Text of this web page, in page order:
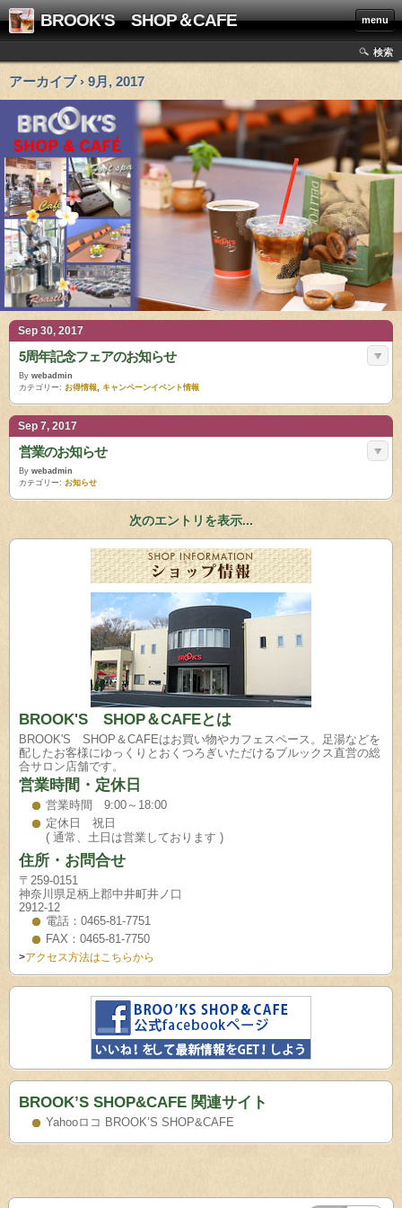
BROOK'S SHOP＆CAFE menu
検索
アーカイブ › 9月, 2017
Sep 30, 2017
5周年記念フェアのお知らせ
By webadmin
カテゴリー: お得情報 キャンペーンイベント情報
Sep 7, 2017
営業のお知らせ
By webadmin
カテゴリー: お知らせ
次のエントリを表示...
BROOK'S SHOP＆CAFEとは
BROOK'S SHOP＆CAFEはお買い物やカフェスペース。足湯などを
配したお客様にゆっくりとおくつろぎいただけるブルックス直営の総
合サロン店舗です。
営業時間・定休日
営業時間 9:00～18:00
定休日 祝日
( 通常、土日は営業しております )
住所・お問合せ
〒259-0151
神奈川県足柄上郡中井町井ノ口
2912-12
電話：0465-81-7751
FAX：0465-81-7750
>アクセス方法はこちらから
BROOK’S SHOP&CAFE 関連サイト
Yahooロコ BROOK’S SHOP&CAFE